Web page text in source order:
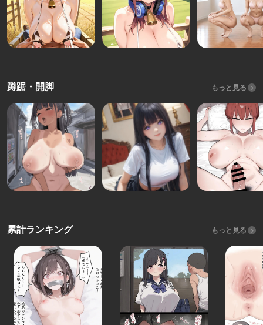
蹲踞・開脚 もっと見る
累計ランキング もっと見る